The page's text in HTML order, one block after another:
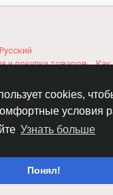
cookies,
условия
Узнать больше
Понял!
Русский
и покупки товаров
Как
Свяжитесь